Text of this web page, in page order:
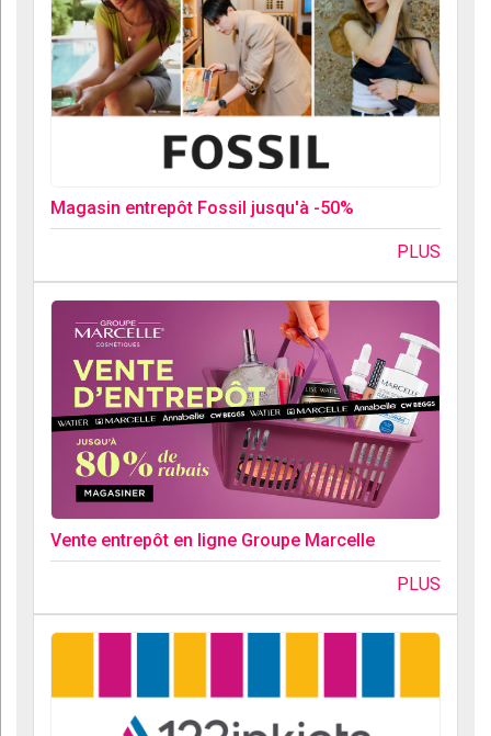
Magasin entrepôt Fossil jusqu'à -50%
PLUS
Vente entrepôt en ligne Groupe Marcelle
PLUS